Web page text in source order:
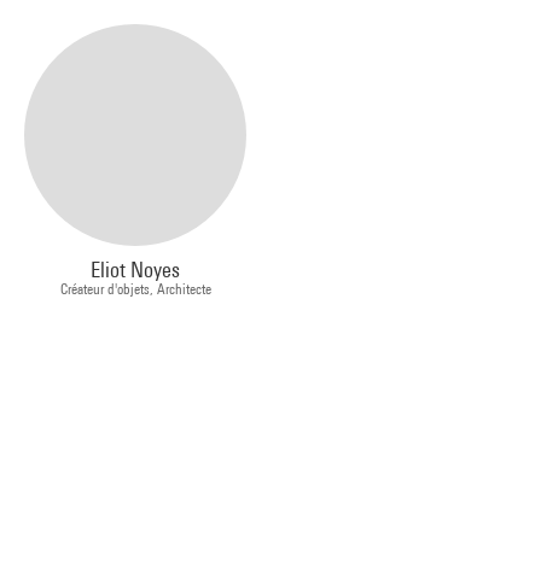
Eliot Noyes
Créateur d'objets, Architecte